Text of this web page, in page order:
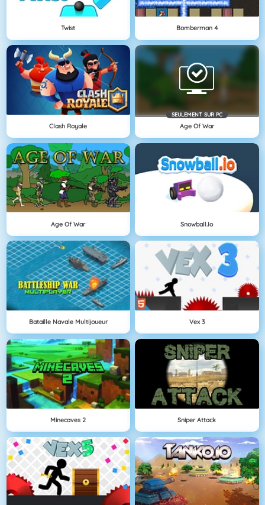
Twist Bomberman 4
Clash Royale
SEULEMENT SUR PC
Age Of War
Age Of War Snowball.io
Bataille Navale Multijoueur Vex 3
Minecaves 2 Sniper Attack